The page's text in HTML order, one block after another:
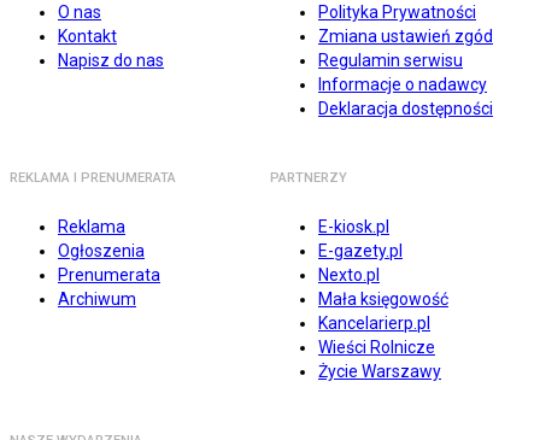
O nas
Kontakt
Napisz do nas
Polityka Prywatności
Zmiana ustawień zgód
Regulamin serwisu
Informacje o nadawcy
Deklaracja dostępności
REKLAMA I PRENUMERATA
Reklama
Ogłoszenia
Prenumerata
Archiwum
PARTNERZY
E-kiosk.pl
E-gazety.pl
Nexto.pl
Mała księgowość
Kancelarierp.pl
Wieści Rolnicze
Życie Warszawy